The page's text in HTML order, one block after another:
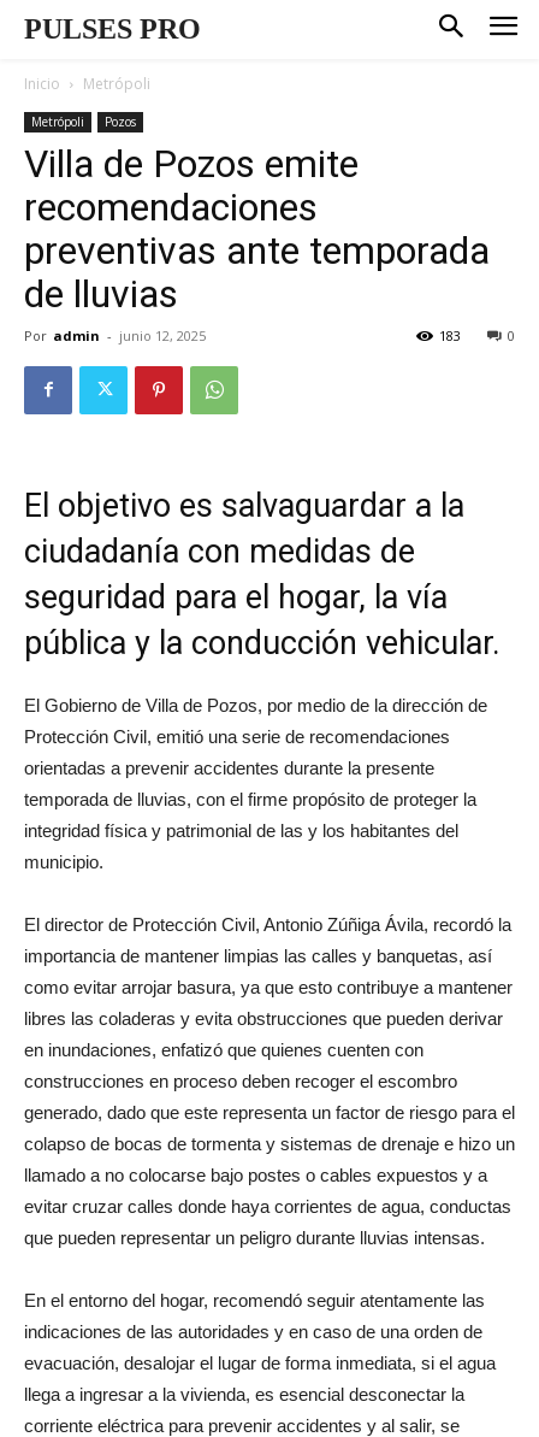
PULSES PRO
Inicio Metrópoli
Metrópoli Pozos
Villa de Pozos emite
recomendaciones
preventivas ante temporada
de lluvias
Por admin - junio 12, 2025 0
183
El objetivo es salvaguardar a la
ciudadanía con medidas de
seguridad para el hogar, la vía
pública y la conducción vehicular.
El Gobierno de Villa de Pozos, por medio de la dirección de
Protección Civil, emitió una serie de recomendaciones
orientadas a prevenir accidentes durante la presente
temporada de lluvias, con el firme propósito de proteger la
integridad física y patrimonial de las y los habitantes del
municipio.
El director de Protección Civil, Antonio Zúñiga Ávila, recordó la
importancia de mantener limpias las calles y banquetas, así
como evitar arrojar basura, ya que esto contribuye a mantener
libres las coladeras y evita obstrucciones que pueden derivar
en inundaciones, enfatizó que quienes cuenten con
construcciones en proceso deben recoger el escombro
generado, dado que este representa un factor de riesgo para el
colapso de bocas de tormenta y sistemas de drenaje e hizo un
llamado a no colocarse bajo postes o cables expuestos y a
evitar cruzar calles donde haya corrientes de agua, conductas
que pueden representar un peligro durante lluvias intensas.
En el entorno del hogar, recomendó seguir atentamente las
indicaciones de las autoridades y en caso de una orden de
evacuación, desalojar el lugar de forma inmediata, si el agua
llega a ingresar a la vivienda, es esencial desconectar la
corriente eléctrica para prevenir accidentes y al salir, se